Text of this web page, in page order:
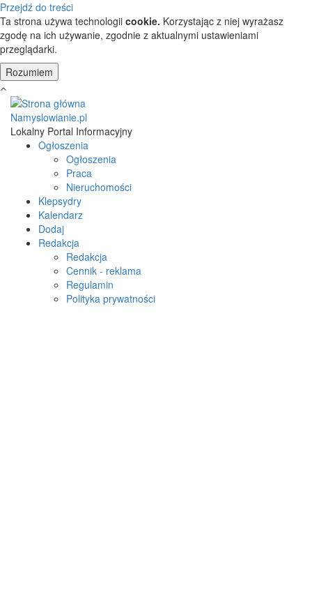
Przejdź do treści
Ta strona używa technologii cookie. Korzystając z niej wyrażasz
zgodę na ich używanie, zgodnie z aktualnymi ustawieniami
przeglądarki.
Namyslowianie.pl
Lokalny Portal Informacyjny
Ogłoszenia
Ogłoszenia
Praca
Nieruchomości
Klepsydry
Kalendarz
Dodaj
Redakcja
Redakcja
Cennik - reklama
Regulamin
Polityka prywatności